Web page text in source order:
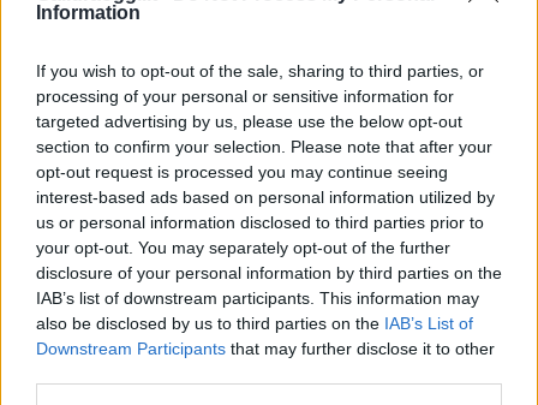
Information
If you wish to opt-out of the sale, sharing to third parties, or
processing of your personal or sensitive information for
targeted advertising by us, please use the below opt-out
section to confirm your selection. Please note that after your
opt-out request is processed you may continue seeing
interest-based ads based on personal information utilized by
us or personal information disclosed to third parties prior to
your opt-out. You may separately opt-out of the further
disclosure of your personal information by third parties on the
IAB’s list of downstream participants. This information may
also be disclosed by us to third parties on the IAB’s List of
Downstream Participants that may further disclose it to other
a
ce
b
o
o
k
w
it
te
r
n
te
re
st
h
at
s
A
p
p
h
a
re
Articolo precedente
Prossimo articolo
NOTIZIE RECENTI
Incendi, a San Pasquale arriva il Campo Base:
l’inaugurazione